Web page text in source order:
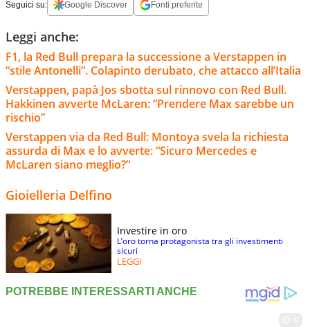
Seguici su: Google Discover Fonti preferite
Leggi anche:
F1, la Red Bull prepara la successione a Verstappen in
“stile Antonelli”. Colapinto derubato, che attacco all’Italia
Verstappen, papà Jos sbotta sul rinnovo con Red Bull.
Hakkinen avverte McLaren: “Prendere Max sarebbe un
rischio”
Verstappen via da Red Bull: Montoya svela la richiesta
assurda di Max e lo avverte: “Sicuro Mercedes e
McLaren siano meglio?”
Gioielleria Delfino
Investire in oro
L’oro torna protagonista tra gli investimenti
sicuri
LEGGI